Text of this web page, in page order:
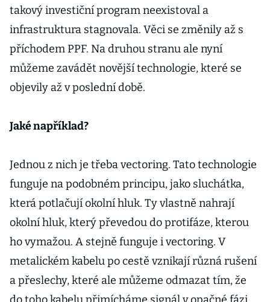
takový investiční program neexistoval a
infrastruktura stagnovala. Věci se změnily až s
příchodem PPF. Na druhou stranu ale nyní
můžeme zavádět novější technologie, které se
objevily až v poslední době.
Jaké například?
Jednou z nich je třeba vectoring. Tato technologie
funguje na podobném principu, jako sluchátka,
která potlačují okolní hluk. Ty vlastně nahrají
okolní hluk, který převedou do protifáze, kterou
ho vymažou. A stejně funguje i vectoring. V
metalickém kabelu po cestě vznikají různá rušení
a přeslechy, které ale můžeme odmazat tím, že